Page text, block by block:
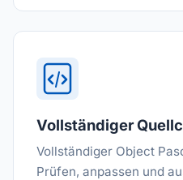
Vollständiger
Vollständiger Object
Prüfen, anpassen und